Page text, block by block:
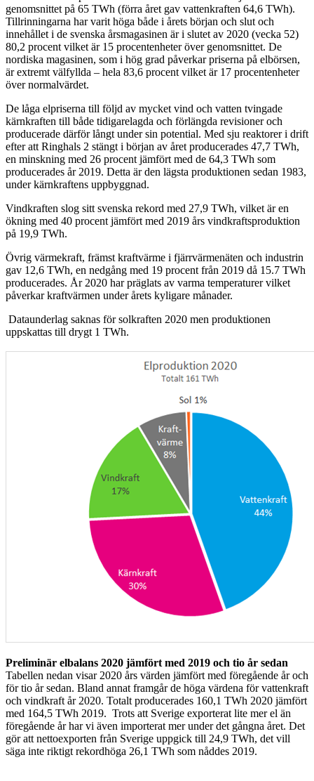
genomsnittet på 65 TWh (förra året gav vattenkraften 64,6 TWh).
Tillrinningarna har varit höga både i årets början och slut och
innehållet i de svenska årsmagasinen är i slutet av 2020 (vecka 52)
80,2 procent vilket är 15 procentenheter över genomsnittet. De
nordiska magasinen, som i hög grad påverkar priserna på elbörsen,
är extremt välfyllda – hela 83,6 procent vilket är 17 procentenheter
över normalvärdet.
De låga elpriserna till följd av mycket vind och vatten tvingade
kärnkraften till både tidigarelagda och förlängda revisioner och
producerade därför långt under sin potential. Med sju reaktorer i drift
efter att Ringhals 2 stängt i början av året producerades 47,7 TWh,
en minskning med 26 procent jämfört med de 64,3 TWh som
producerades år 2019. Detta är den lägsta produktionen sedan 1983,
under kärnkraftens uppbyggnad.
Vindkraften slog sitt svenska rekord med 27,9 TWh, vilket är en
ökning med 40 procent jämfört med 2019 års vindkraftsproduktion
på 19,9 TWh.
Övrig värmekraft, främst kraftvärme i fjärrvärmenäten och industrin
gav 12,6 TWh, en nedgång med 19 procent från 2019 då 15.7 TWh
producerades. År 2020 har präglats av varma temperaturer vilket
påverkar kraftvärmen under årets kyligare månader.
Dataunderlag saknas för solkraften 2020 men produktionen
uppskattas till drygt 1 TWh.
Preliminär elbalans 2020 jämfört med 2019 och tio år sedan
Tabellen nedan visar 2020 års värden jämfört med föregående år och
för tio år sedan. Bland annat framgår de höga värdena för vattenkraft
och vindkraft år 2020. Totalt producerades 160,1 TWh 2020 jämfört
med 164,5 TWh 2019. Trots att Sverige exporterat lite mer el än
föregående år har vi även importerat mer under det gångna året. Det
gör att nettoexporten från Sverige uppgick till 24,9 TWh, det vill
säga inte riktigt rekordhöga 26,1 TWh som nåddes 2019.